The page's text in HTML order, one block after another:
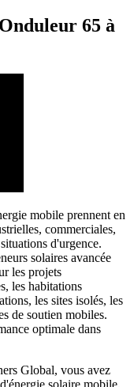
65 à
mobile prennent en
commerciales,
d'urgence.
solaires avancée
les projets
les habitations
les sites isolés, les
de soutien mobiles.
optimale dans
Global, vous avez